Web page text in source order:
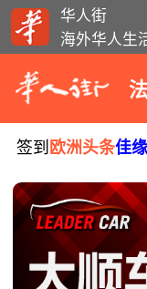
华人街
海外华人生
签到 欧洲头条佳缘